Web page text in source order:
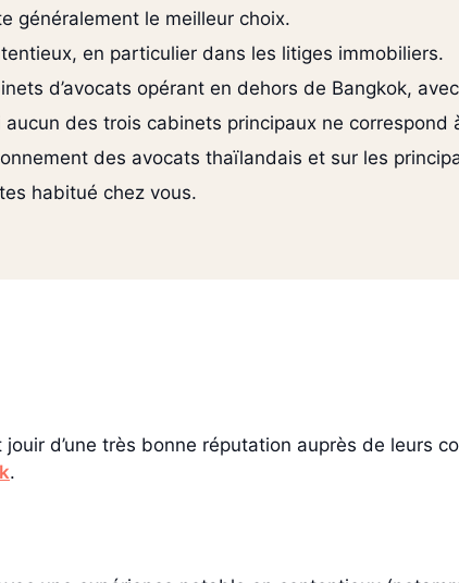
généralement le meilleur choix.
en particulier dans les litiges immobiliers.
d’avocats opérant en dehors de Bangkok,
des trois cabinets principaux ne correspond
des avocats thaïlandais et sur les
habitué chez vous.
jouir d’une très bonne réputation auprès de leurs
.